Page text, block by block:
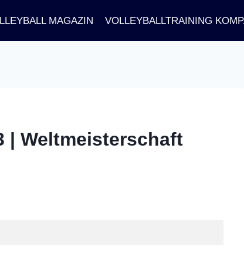
MAGAZIN VOLLEYBALLTRAINING
| Weltmeisterschaft